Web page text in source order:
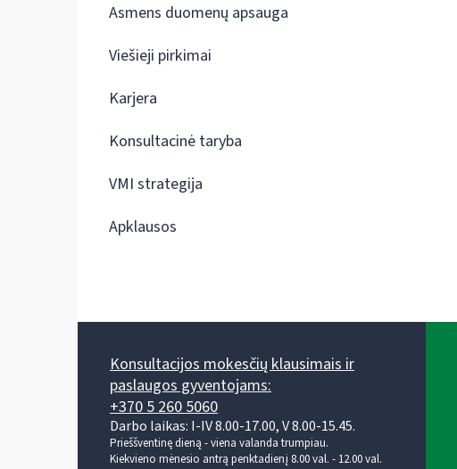
Asmens duomenų apsauga
Viešieji pirkimai
Karjera
Konsultacinė taryba
VMI strategija
Apklausos
Konsultacijos mokesčių klausimais ir
paslaugos gyventojams:
+370 5 260 5060
Darbo laikas: I-IV 8.00-17.00, V 8.00-15.45.
Prieššventinę dieną - viena valanda trumpiau.
Kiekvieno mėnesio antrą penktadienį 8.00 val. - 12.00 val.